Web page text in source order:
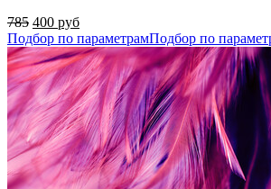
785 400 руб
Подбор по параметрамПодбор по